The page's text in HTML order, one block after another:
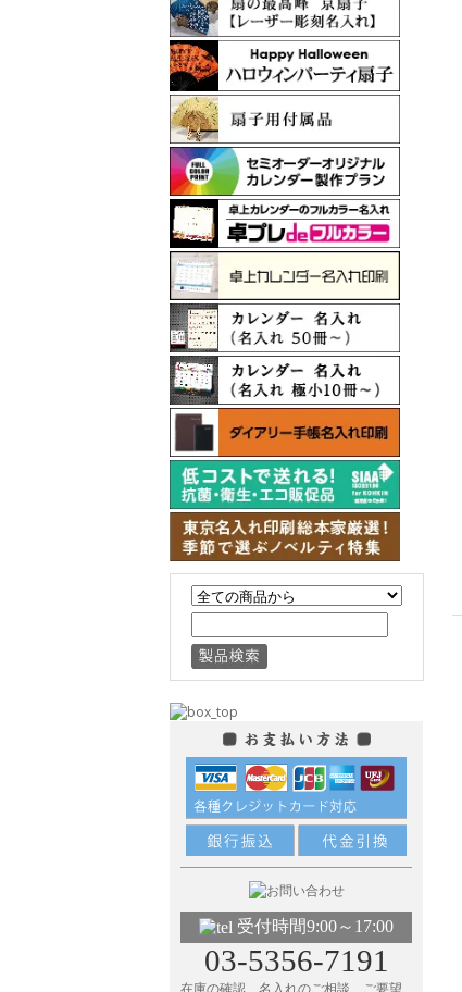
受付時間9:00～17:00
03-5356-7191
在庫の確認、名入れのご相談、ご要望